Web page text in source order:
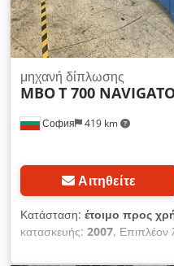
София 419 km
μηχανή δίπλωσης
MBOT 700
Αιτηθείτε
Κατάσταση: έτοιμο προς
κατασκευής: 2007, Επιπλέον
Αυτόματα κουμπώματα και